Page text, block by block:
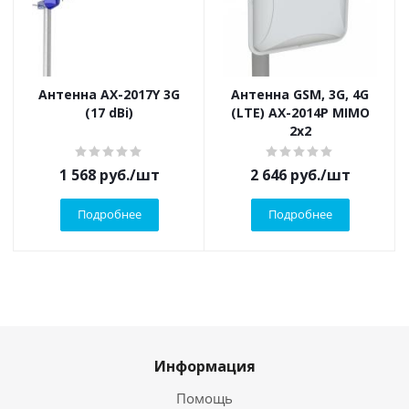
Антенна AX-2017Y 3G
(17 dBi)
1 568руб./шт
Подробнее
Антенна GSM, 3G, 4G
(LTE) AX-2014P MIMO
2x2
2 646руб./шт
Подробнее
Информация
Помощь